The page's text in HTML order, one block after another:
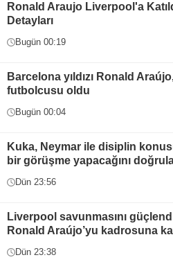
Ronald Araujo Liverpool'a
Detayları
Bugün 00:19
Barcelona yıldızı Ronald
futbolcusu oldu
Bugün 00:04
Kuka, Neymar ile disiplin
bir görüşme yapacağını
Dün 23:56
Liverpool savunmasını
Ronald Araújo’yu kadrosuna
Dün 23:38